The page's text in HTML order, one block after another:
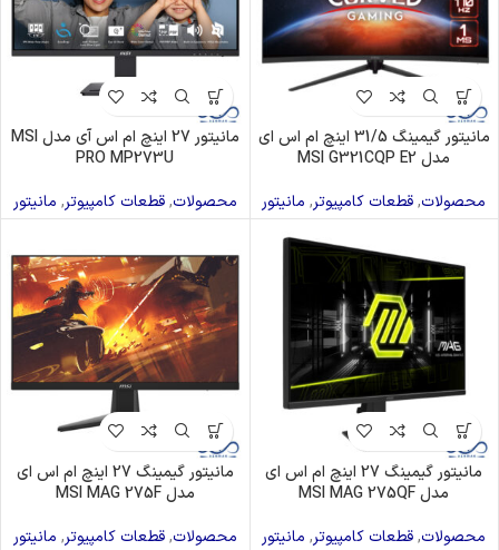
مانیتور گیمینگ 31/5 اینچ ام اس ای
مدل MSI G321CQP E2
محصولات,قطعات کامپیوتر, مانیتور
مانیتور 27 اینچ ام اس آی مدل MSI
PRO MP273U
محصولات,قطعات کامپیوتر, مانیتور
مانیتور گیمینگ 27 اینچ ام اس ای
مدل MSI MAG 275QF
محصولات,قطعات کامپیوتر, مانیتور
مانیتور گیمینگ 27 اینچ ام اس ای
مدل MSI MAG 275F
محصولات,قطعات کامپیوتر, مانیتور